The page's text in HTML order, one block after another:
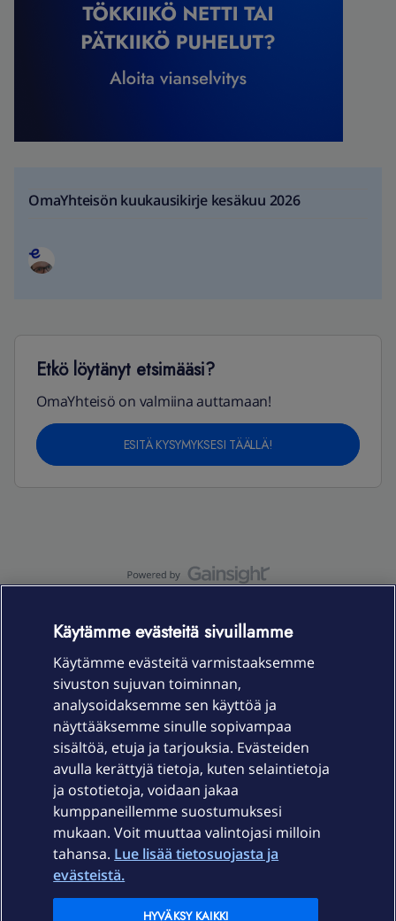
OmaYhteisön kuukausikirje kesäkuu 2026
Etkö löytänyt etsimääsi?
OmaYhteisö on valmiina auttamaan!
ESITÄ KYSYMYKSESI TÄÄLLÄ!
Laitteet & liittymät
Palvelut
Ajankohtaista
Elisa Oyj
Käytämme evästeitä sivuillamme
Käytämme evästeitä varmistaaksemme
sivuston sujuvan toiminnan,
analysoidaksemme sen käyttöä ja
näyttääksemme sinulle sopivampaa
sisältöä, etuja ja tarjouksia. Evästeiden
avulla kerättyjä tietoja, kuten selaintietoja
ja ostotietoja, voidaan jakaa
kumppaneillemme suostumuksesi
mukaan. Voit muuttaa valintojasi milloin
tahansa. Lue lisää tietosuojasta ja
evästeistä.
HYVÄKSY KAIKKI